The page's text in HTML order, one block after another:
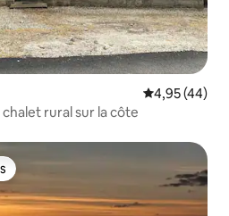
Évaluation
4,95 (44)
rural sur la côte